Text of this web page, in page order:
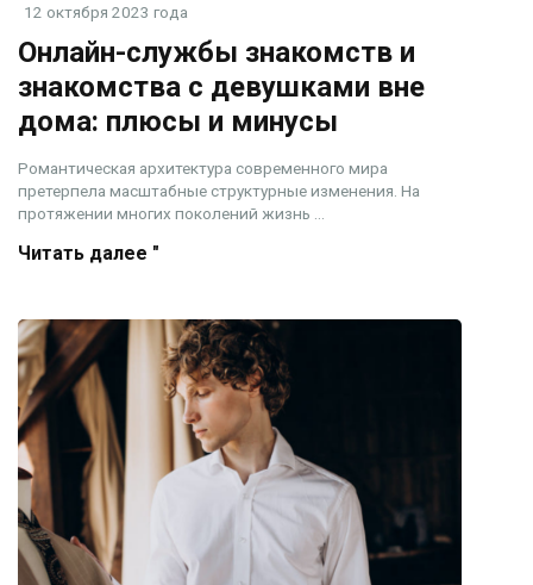
12 октября 2023 года
Онлайн-службы знакомств и
знакомства с девушками вне
дома: плюсы и минусы
Романтическая архитектура современного мира
претерпела масштабные структурные изменения. На
протяжении многих поколений жизнь ...
Читать далее "